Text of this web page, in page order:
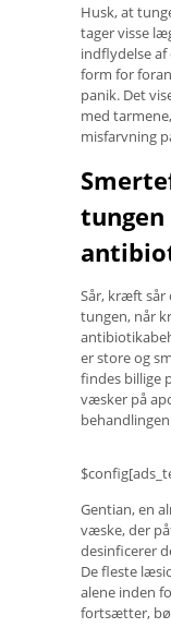
Husk, at
tager visse
indflydelse
form for
panik. Det
med
misfarvning
Sår, kræft sår
tungen, når
er store og
findes billige
væsker på
Gentian, en
væske, der
desinficerer
De fleste
alene inden
fortsætter,